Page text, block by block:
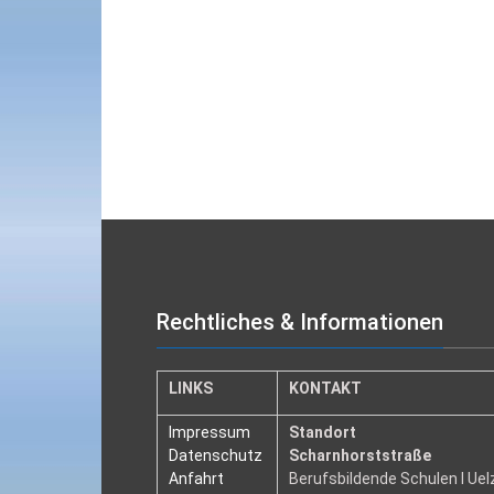
Rechtliches & Informationen
LINKS KONTAKT
Impressum
Datenschutz
Anfahrt
Standort
Scharnhorststraße
Berufsbildende Schulen I